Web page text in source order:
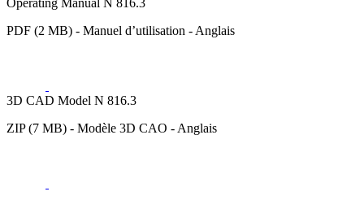
PDF (2 MB) - Manuel d’utilisation - Anglais
3D CAD Model N 816.3
ZIP (7 MB) - Modèle 3D CAO - Anglais